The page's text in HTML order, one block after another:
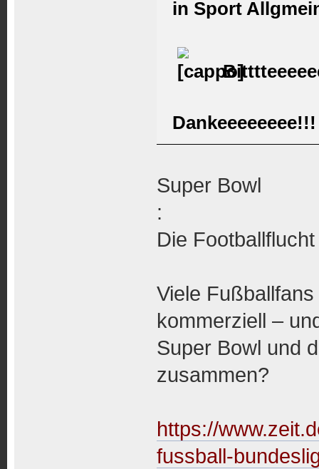
in Sport
Dankeeeeeeee!!!
Super Bowl
:
Die
Viele
kommerziell –
Super Bowl und
zusammen?
https://
fussball-